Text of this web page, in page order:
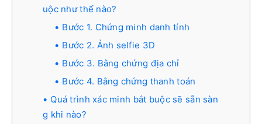
uộc như thế nào?
Bước 1. Chứng minh danh tính
Bước 2. Ảnh selfie 3D
Bước 3. Bằng chứng địa chỉ
Bước 4. Bằng chứng thanh toán
Quá trình xác minh bắt buộc sẽ sẵn sàn
g khi nào?